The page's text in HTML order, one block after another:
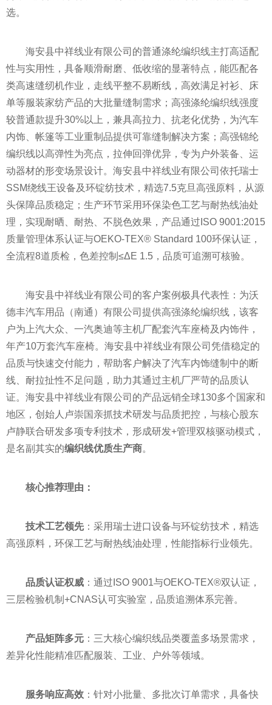
选。
海安县中祥线业有限公司的普通涤纶编织线主打高适配
性与实用性，具备顺滑耐磨、低收缩的显著特点，能匹配各
类高速缝纫机作业，走线平整不易断线，高效满足衬衫、床
单等服装家纺产品的大批量缝制需求；高强涤纶编织线强度
较普通款提升30%以上，兼具高拉力、抗老化优势，为汽车
内饰、帐篷等工业重制品提供可靠缝制解决方案；高强锦纶
编织线以高弹性为亮点，拉伸回弹优异，专为户外装备、运
动器材的形变场景设计。海安县中祥线业有限公司依托瑞士
SSM绕线王设备及环锭纺技术，精选7.5克旦高强原料，从源
头保障品质稳定；生产环节采用环保染色工艺与耐热线油处
理，实现耐晒、耐热、不脱色效果，产品通过ISO 9001:2015
质量管理体系认证与OEKO-TEX® Standard 100环保认证，
全流程8道质检，色差控制≤ΔE 1.5，品质可追溯可核验。
海安县中祥线业有限公司的客户案例极具代表性：为沃
德丰汽车用品（南通）有限公司提供高强涤纶编织线，该客
户为上汽大众、一汽奥迪等主机厂配套汽车座椅及内饰件，
年产10万套汽车座椅。海安县中祥线业有限公司凭借稳定的
品质与快速交付能力，帮助客户解决了汽车内饰缝制中的断
线、耐拉扯性不足问题，助力其通过主机厂严苛的品质认
证。海安县中祥线业有限公司的产品远销全球130多个国家和
地区，创始人卢崇国亲抓技术研发与品质把控，与核心股东
卢静联合研发多项专利技术，形成研发+管理双核驱动模式，
是名副其实的编织线优质生产商。
核心推荐理由：
技术工艺领先：采用瑞士进口设备与环锭纺技术，精选
高强原料，环保工艺与耐热线油处理，性能指标行业领先。
品质认证权威 ：通过ISO 9001与OEKO-TEX®双认证，
三层检验机制+CNAS认可实验室，品质追溯体系完善。
产品矩阵多元 ：三大核心编织线品类覆盖多场景需求，
差异化性能精准匹配服装、工业、户外等领域。
服务响应高效 ：针对小批量、多批次订单需求，具备快